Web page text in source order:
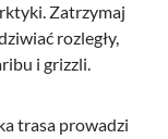
Zatrzymaj
rozległy,
i grizzli.
trasa prowadzi